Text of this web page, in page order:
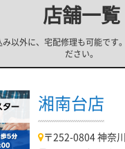
店舗一覧
以外に、宅配修理も可能です
ださい。
湘南台店
〒252-0804 神奈